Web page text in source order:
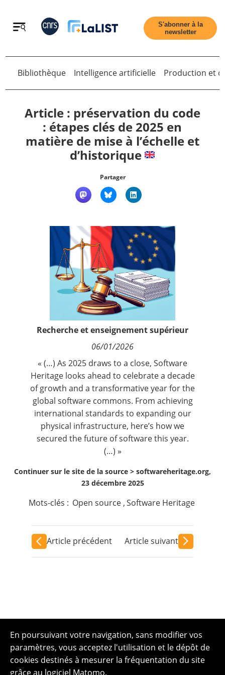
Retour
Accueil
Qui sommes nous ?
S'abonner à la
newsletter
Retour
Bibliothèque Intelligence artificielle Production et
Article : préservation du code
: étapes clés de 2025 en
matière de mise à l’échelle et
d’historique
Partager
Recherche et enseignement supérieur
06/01/2026
« (…) As 2025 draws to a close, Software
Heritage looks ahead to celebrate a decade
of growth and a transformative year for the
global software commons. From achieving
international standards to expanding our
physical infrastructure, here’s how we
secured the future of software this year.
(…) »
Continuer sur le site de la source > softwareheritage.org,
23 décembre 2025
Mots-clés : Open source ,Software Heritage
Article précédent Article suivant
En poursuivant votre navigation, sans modifier vos
paramètres, vous acceptez l'utilisation et le dépôt de
cookies destinés à mesurer la fréquentation du site
grâce au logiciel Matomo.